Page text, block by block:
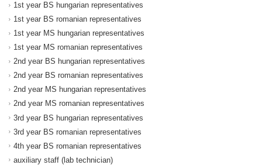
1st year BS hungarian representatives
1st year BS romanian representatives
1st year MS hungarian representatives
1st year MS romanian representatives
2nd year BS hungarian representatives
2nd year BS romanian representatives
2nd year MS hungarian representatives
2nd year MS romanian representatives
3rd year BS hungarian representatives
3rd year BS romanian representatives
4th year BS romanian representatives
auxiliary staff (lab technician)